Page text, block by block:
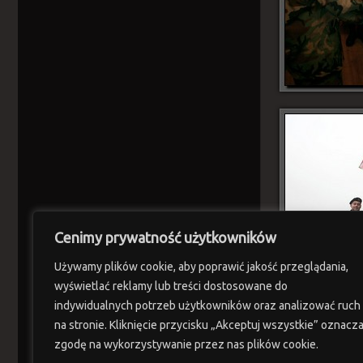
Cenimy prywatność użytkowników
Używamy plików cookie, aby poprawić jakość przeglądania,
wyświetlać reklamy lub treści dostosowane do
indywidualnych potrzeb użytkowników oraz analizować ruch
na stronie. Kliknięcie przycisku „Akceptuj wszystkie” oznacza
zgodę na wykorzystywanie przez nas plików cookie.
Posted inTrening